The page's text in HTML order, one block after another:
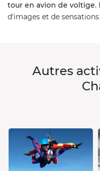
tour en avion de voltige.
d'images et de
Autres